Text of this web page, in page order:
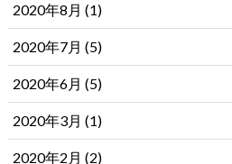
2020年8月 (1)
2020年7月 (5)
2020年6月 (5)
2020年3月 (1)
2020年2月 (2)